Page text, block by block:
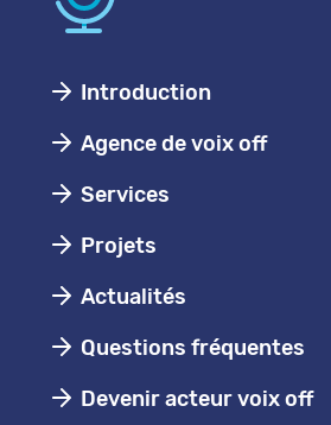
Introduction
Agence de voix off
Services
Projets
Actualités
Questions fréquentes
Devenir acteur voix off